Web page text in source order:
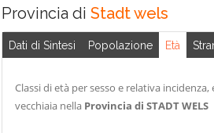
Provincia di Stadt wels
Dati di Sintesi Popolazione Età
Classi di età per sesso e relativa
vecchiaia nella Provincia di STADT WELS